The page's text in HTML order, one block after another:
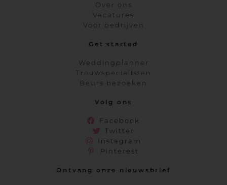
Over ons
Vacatures
Voor bedrijven
Get started
Weddingplanner
Trouwspecialisten
Beurs bezoeken
Volg ons
Facebook
Twitter
Instagram
Pinterest
Ontvang onze nieuwsbrief